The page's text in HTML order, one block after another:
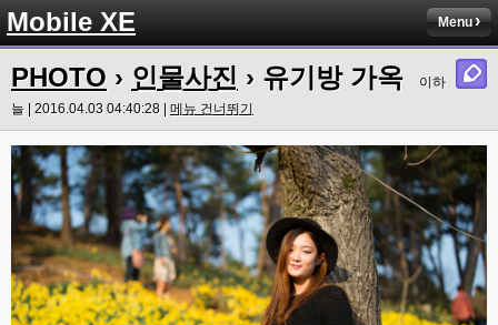
Mobile XE Menu
PHOTO › 인물사진 › 유기방 가옥
이하
늘 | 2016.04.03 04:40:28 | 메뉴 건너뛰기